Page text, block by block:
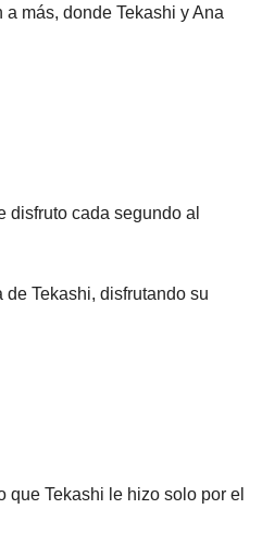
más, donde Tekashi y Ana
disfruto cada segundo al
Tekashi, disfrutando su
Tekashi le hizo solo por el